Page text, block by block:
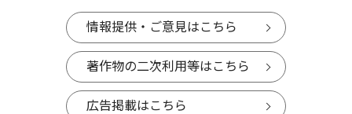
情報提供・ご意見はこちら
著作物の二次利用等はこちら
広告掲載はこちら